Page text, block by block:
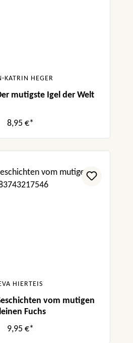
KATRIN HEGER
mutigste Igel der Welt
8,95 €*
HIERTEIS
vom mutigen
Fuchs
9,95 €*